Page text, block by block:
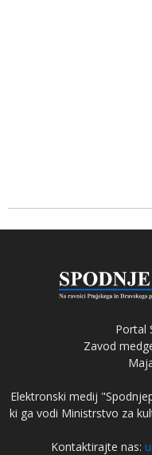
Portal
Zavod
Elektronski medij
ki ga vodi Ministrstvo za
Kontaktirajte nas: